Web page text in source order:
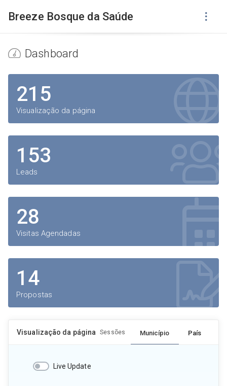
Breeze Bosque da Saúde
Dashboard
215
Visualização da página
153
Leads
28
Visitas Agendadas
14
Propostas
Visualização da página Sessões Município País
Live Update